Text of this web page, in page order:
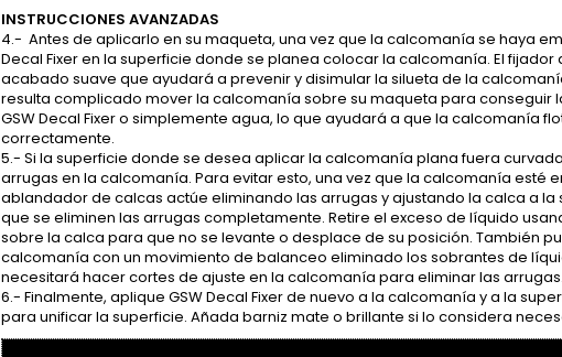
INSTRUCCIONES AVANZADAS
4.- Antes de aplicarlo en su maqueta, una vez que la calcomanía se haya
Decal Fixer en la superficie donde se planea colocar la calcomanía. El
acabado suave que ayudará a prevenir y disimular la silueta de la
resulta complicado mover la calcomanía sobre su maqueta para conseguir
GSW Decal Fixer o simplemente agua, lo que ayudará a que la calcomanía
correctamente.
5.- Si la superficie donde se desea aplicar la calcomanía plana fuera
arrugas en la calcomanía. Para evitar esto, una vez que la calcomanía esté
ablandador de calcas actúe eliminando las arrugas y ajustando la calca a
que se eliminen las arrugas completamente. Retire el exceso de líquido
sobre la calca para que no se levante o desplace de su posición. También
calcomanía con un movimiento de balanceo eliminado los sobrantes de
necesitará hacer cortes de ajuste en la calcomanía para eliminar las arrugas.
6.- Finalmente, aplique GSW Decal Fixer de nuevo a la calcomanía y a la
para unificar la superficie. Añada barniz mate o brillante si lo considera